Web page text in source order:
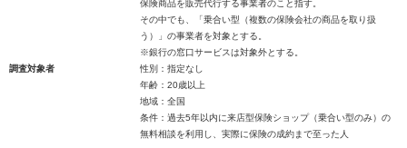
保険商品を販売代行する事業者のこと指す。
その中でも、「乗合い型（複数の保険会社の商品を取り扱
う）」の事業者を対象とする。
※銀行の窓口サービスは対象外とする。
調査対象者
性別：指定なし
年齢：20歳以上
地域：全国
条件：過去5年以内に来店型保険ショップ（乗合い型のみ）の
無料相談を利用し、実際に保険の成約まで至った人